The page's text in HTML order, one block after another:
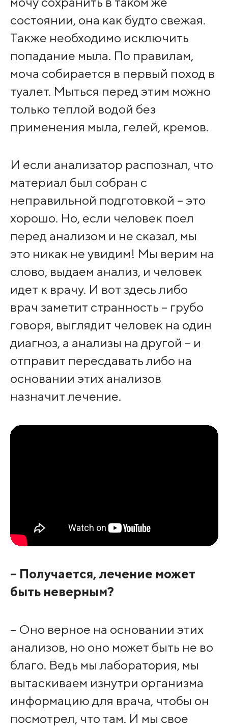
состоянии, она как будто свежая.
Также необходимо исключить
попадание мыла. По правилам,
моча собирается в первый поход в
туалет. Мыться перед этим можно
только теплой водой без
применения мыла, гелей, кремов.
И если анализатор распознал, что
материал был собран с
неправильной подготовкой – это
хорошо. Но, если человек поел
перед анализом и не сказал, мы
это никак не увидим! Мы верим на
слово, выдаем анализ, и человек
идет к врачу. И вот здесь либо
врач заметит странность – грубо
говоря, выглядит человек на один
диагноз, а анализы на другой – и
отправит пересдавать либо на
основании этих анализов
назначит лечение.
– Получается, лечение может
быть неверным?
– Оно верное на основании этих
анализов, но оно может быть не во
благо. Ведь мы лаборатория, мы
вытаскиваем изнутри организма
информацию для врача, чтобы он
посмотрел, что там. И мы свое